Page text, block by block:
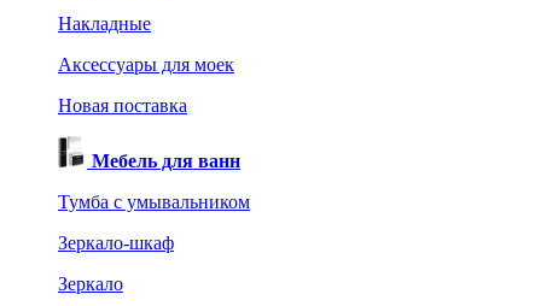
Накладные
Аксессуары для моек
Новая поставка
Мебель для ванн
Тумба с умывальником
Зеркало-шкаф
Зеркало